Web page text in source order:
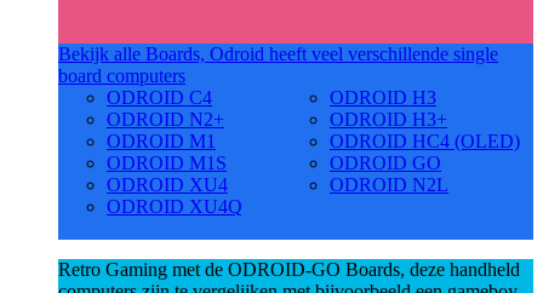
Bekijk alle Boards, Odroid heeft veel verschillende single
board computers
ODROID C4
ODROID N2+
ODROID M1
ODROID M1S
ODROID XU4
ODROID XU4Q
ODROID H3
ODROID H3+
ODROID HC4 (OLED)
ODROID GO
ODROID N2L
Retro Gaming met de ODROID-GO Boards, deze handheld